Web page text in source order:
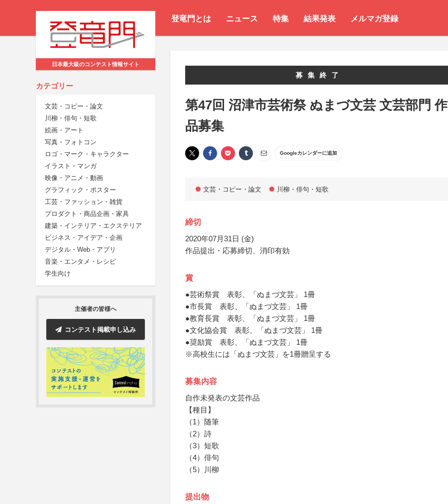
登竜門とは ニュース 特集 結果発表 メルマガ登録
日本最大級のコンテスト情報サイト
カテゴリー
文芸・コピー・論文
川柳・俳句・短歌
絵画・アート
写真・フォトコン
ロゴ・マーク・キャラクター
イラスト・マンガ
映像・アニメ・動画
グラフィック・ポスター
工芸・ファッション・雑貨
プロダクト・商品企画・家具
建築・インテリア・エクステリア
ビジネス・アイデア・企画
デジタル・Web・アプリ
音楽・エンタメ・レシピ
学生向け
主催者の皆様へ
コンテスト掲載申し込み
募集終了
第47回 沼津市芸術祭 ぬまづ文芸 文芸部門 作
品募集
Googleカレンダーに追加
文芸・コピー・論文 川柳・俳句・短歌
締切
2020年07月31日 (金)
作品提出・応募締切、消印有効
賞
●芸術祭賞 表彰、「ぬまづ文芸」 1冊
●市長賞 表彰、「ぬまづ文芸」 1冊
●教育長賞 表彰、「ぬまづ文芸」 1冊
●文化協会賞 表彰、「ぬまづ文芸」 1冊
●奨励賞 表彰、「ぬまづ文芸」 1冊
※高校生には「ぬまづ文芸」を1冊贈呈する
募集内容
自作未発表の文芸作品
【種目】
（1）随筆
（2）詩
（3）短歌
（4）俳句
（5）川柳
提出物